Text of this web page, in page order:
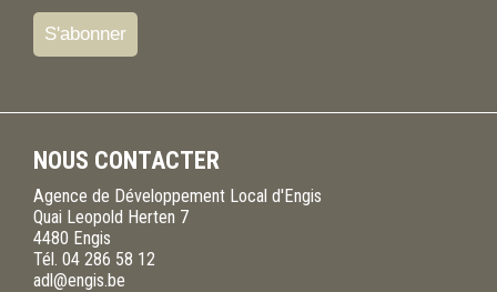
NOUS CONTACTER
Agence de Développement Local d'Engis
Quai Leopold Herten 7
4480 Engis
Tél. 04 286 58 12
adl@engis.be